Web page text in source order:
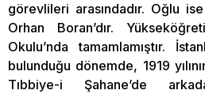
görevlileri arasındadır. Oğlu
Orhan Boran’dır.
Okulu’nda tamamlamıştır.
bulunduğu dönemde, 1919
Tıbbiye-i Şahane’de